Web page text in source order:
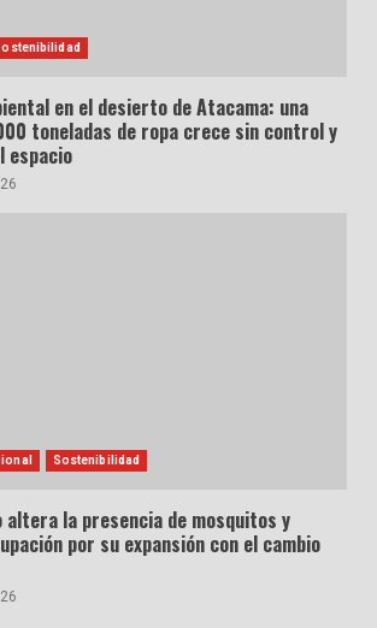
en el desierto de Atacama: una
toneladas de ropa crece sin control y
espacio
Sostenibilidad
altera la presencia de mosquitos y
por su expansión con el cambio